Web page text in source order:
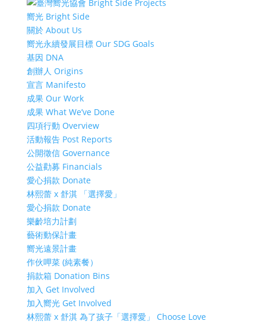
嚮光 Bright Side
關於 About Us
嚮光永續發展目標 Our SDG Goals
基因 DNA
創辦人 Origins
宣言 Manifesto
成果 Our Work
成果 What We’ve Done
四項行動 Overview
活動報告 Post Reports
公開徵信 Governance
公益勸募 Financials
愛心捐款 Donate
林熙蕾 x 舒淇 「選擇愛」
愛心捐款 Donate
樂齡培力計劃
藝術動保計畫
嚮光遠景計畫
作伙呷菜 (純素餐）
捐款箱 Donation Bins
加入 Get Involved
加入嚮光 Get Involved
林熙蕾 x 舒淇 為了孩子「選擇愛」 Choose Love